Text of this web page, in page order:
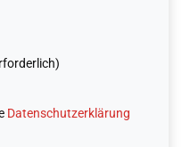
Daten­schutz­erklärung